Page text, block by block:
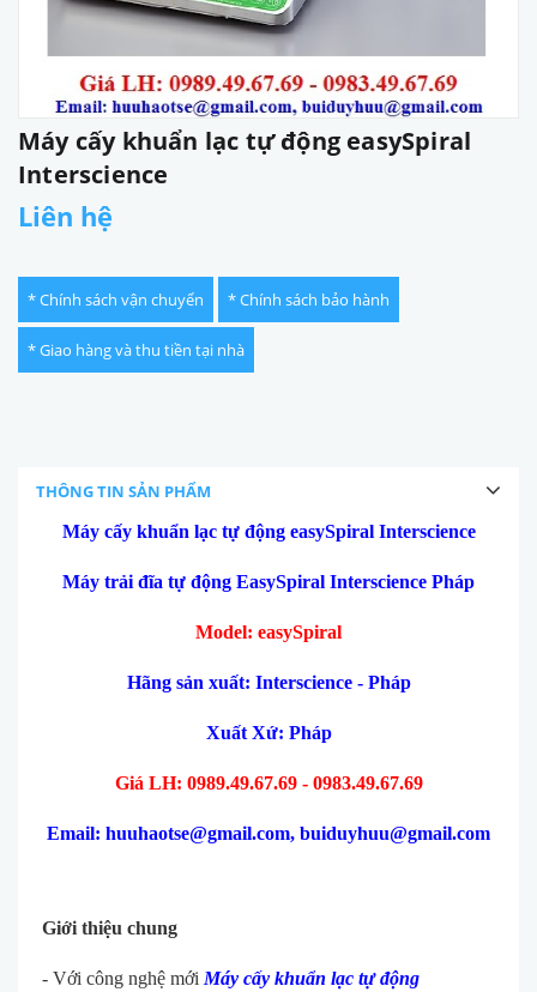
Máy cấy khuẩn lạc tự động easySpiral
Interscience
Liên hệ
* Chính sách vận chuyển * Chính sách bảo hành
* Giao hàng và thu tiền tại nhà
THÔNG TIN SẢN PHẨM
Máy cấy khuẩn lạc tự động easySpiral Interscience
Máy trải đĩa tự động EasySpiral Interscience Pháp
Model: easySpiral
Hãng sản xuất: Interscience - Pháp
Xuất Xứ: Pháp
Giá LH: 0989.49.67.69 - 0983.49.67.69
Email: huuhaotse@gmail.com, buiduyhuu@gmail.com
Giới thiệu chung
- Với công nghệ mới Máy cấy khuẩn lạc tự động